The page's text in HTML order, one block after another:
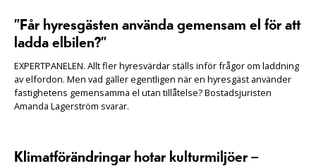
”Får hyresgästen använda gemensam el för att
ladda elbilen?”
EXPERTPANELEN. Allt fler hyresvärdar ställs inför frågor om laddning
av elfordon. Men vad gäller egentligen när en hyresgäst använder
fastighetens gemensamma el utan tillåtelse? Bostadsjuristen
Amanda Lagerström svarar.
Klimatförändringar hotar kulturmiljöer –